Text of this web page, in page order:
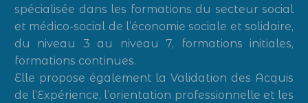
spécialisée dans les formations du secteur social
et médico-social de l’économie sociale et solidaire,
du niveau 3 au niveau 7, formations initiales,
formations continues.
Elle propose également la Validation des Acquis
de l’Expérience, l’orientation professionnelle et les